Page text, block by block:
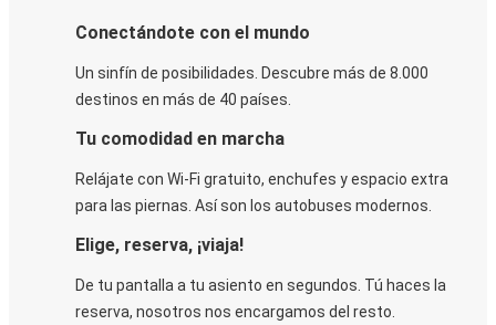
Conectándote con el mundo
Un sinfín de posibilidades. Descubre más de 8.000
destinos en más de 40 países.
Tu comodidad en marcha
Relájate con Wi-Fi gratuito, enchufes y espacio extra
para las piernas. Así son los autobuses modernos.
Elige, reserva, ¡viaja!
De tu pantalla a tu asiento en segundos. Tú haces la
reserva, nosotros nos encargamos del resto.